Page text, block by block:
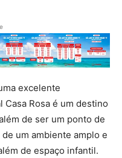
excelente
Rosa é um destino
de ser um ponto de
um ambiente amplo e
de espaço infantil.